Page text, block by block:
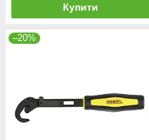
Купити
–20%